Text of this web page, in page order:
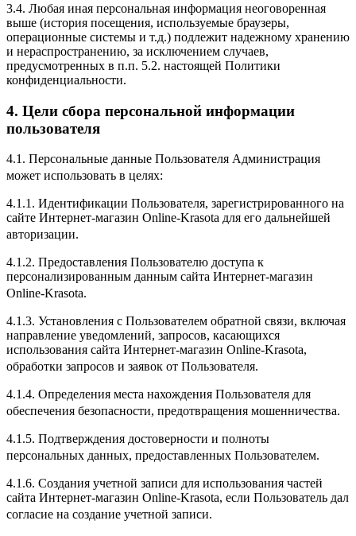
3.4. Любая иная персональная информация неоговоренная
выше (история посещения, используемые браузеры,
операционные системы и т.д.) подлежит надежному хранению
и нераспространению, за исключением случаев,
предусмотренных в п.п. 5.2. настоящей Политики
конфиденциальности.
4. Цели сбора персональной информации
пользователя
4.1. Персональные данные Пользователя Администрация
может использовать в целях:
4.1.1. Идентификации Пользователя, зарегистрированного на
сайте Интернет-магазин Online-Krasota для его дальнейшей
авторизации.
4.1.2. Предоставления Пользователю доступа к
персонализированным данным сайта Интернет-магазин
Online-Krasota.
4.1.3. Установления с Пользователем обратной связи, включая
направление уведомлений, запросов, касающихся
использования сайта Интернет-магазин Online-Krasota,
обработки запросов и заявок от Пользователя.
4.1.4. Определения места нахождения Пользователя для
обеспечения безопасности, предотвращения мошенничества.
4.1.5. Подтверждения достоверности и полноты
персональных данных, предоставленных Пользователем.
4.1.6. Создания учетной записи для использования частей
сайта Интернет-магазин Online-Krasota, если Пользователь дал
согласие на создание учетной записи.